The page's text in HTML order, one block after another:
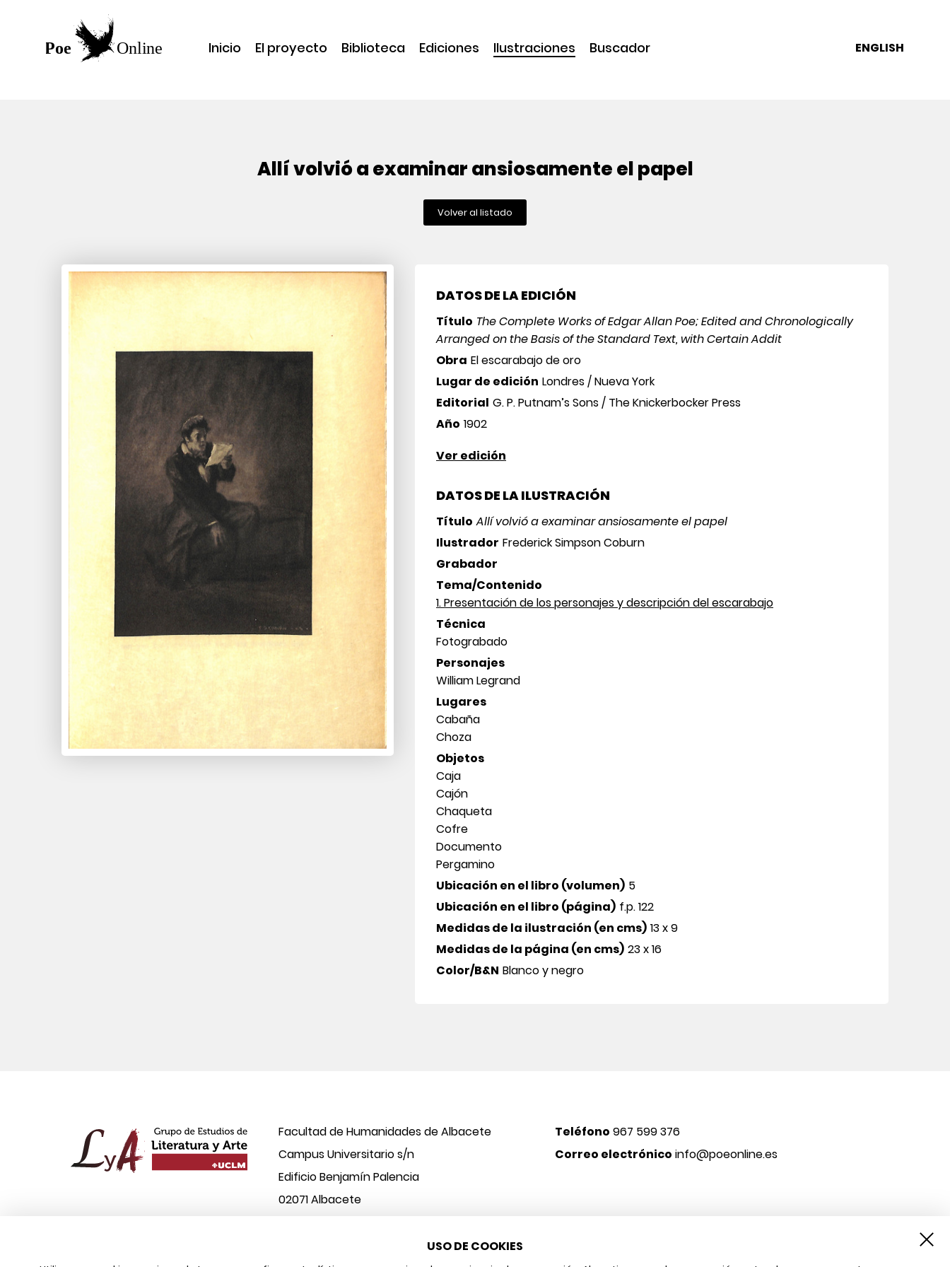
Inicio El proyecto Biblioteca Ediciones Ilustraciones Buscador ENGLISH
Allí volvió a examinar ansiosamente el papel
Volver al listado
DATOS DE LA EDICIÓN
Título The Complete Works of Edgar Allan Poe; Edited and Chronologically
Arranged on the Basis of the Standard Text, with Certain Addit
Obra El escarabajo de oro
Lugar de edición Londres / Nueva York
Editorial G. P. Putnam’s Sons / The Knickerbocker Press
Año 1902
Ver edición
DATOS DE LA ILUSTRACIÓN
Título Allí volvió a examinar ansiosamente el papel
Ilustrador Frederick Simpson Coburn
Grabador
Tema/Contenido
1. Presentación de los personajes y descripción del escarabajo
Técnica
Fotograbado
Personajes
William Legrand
Lugares
Cabaña
Choza
Objetos
Caja
Cajón
Chaqueta
Cofre
Documento
Pergamino
Ubicación en el libro (volumen) 5
Ubicación en el libro (página) f.p. 122
Medidas de la ilustración (en cms) 13 x 9
Medidas de la página (en cms) 23 x 16
Color/B&N Blanco y negro
Facultad de Humanidades de Albacete
Campus Universitario s/n
Edificio Benjamín Palencia
02071 Albacete
Teléfono 967 599 376
Correo electrónico info@poeonline.es
USO DE COOKIES